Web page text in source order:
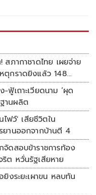
สภากาชาดไทย เผยจ่าย
ตุกราดยิงแล้ว 148
ฟู้เถาะเวียดนาม ’ผุด
านผลิต
ฟว์' เสียชีวิตใน
ยานออกจากบ้านตี 4
ดสอบข้าราชการท้อง
ต หวั่นรัฐเสียหาย
ยิงระยะเผาขน หลบทัน